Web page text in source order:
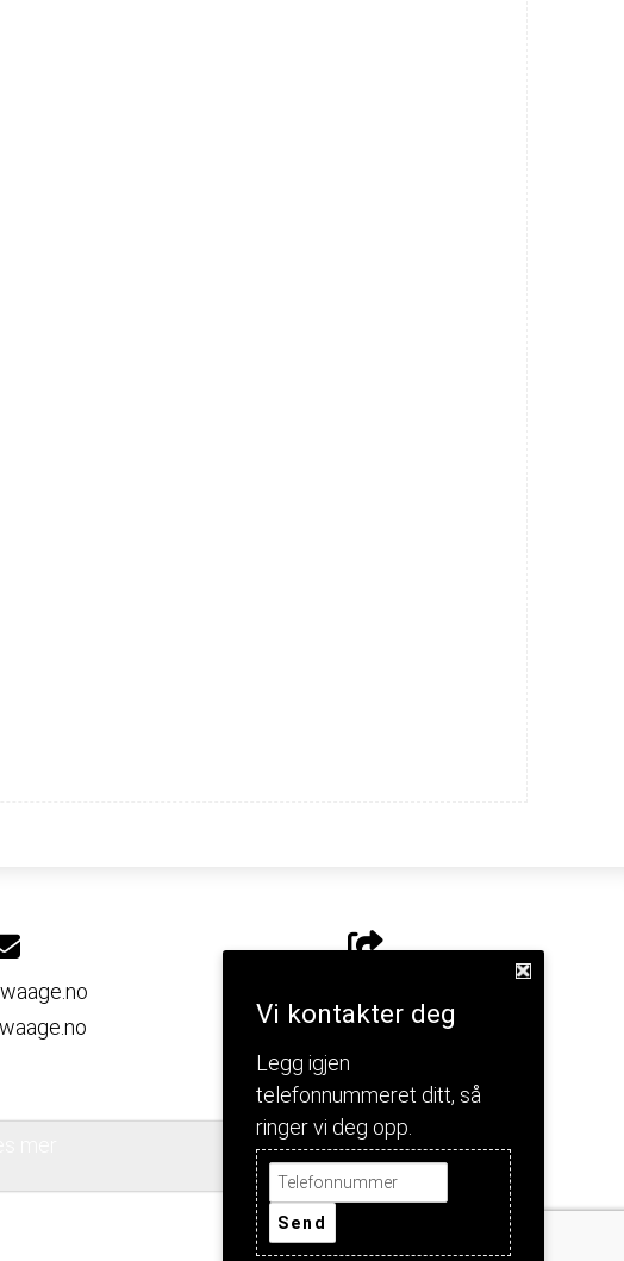
Vi kontakter deg
Legg igjen
telefonnummeret ditt, så
ringer vi deg opp.
Jeg forstår!